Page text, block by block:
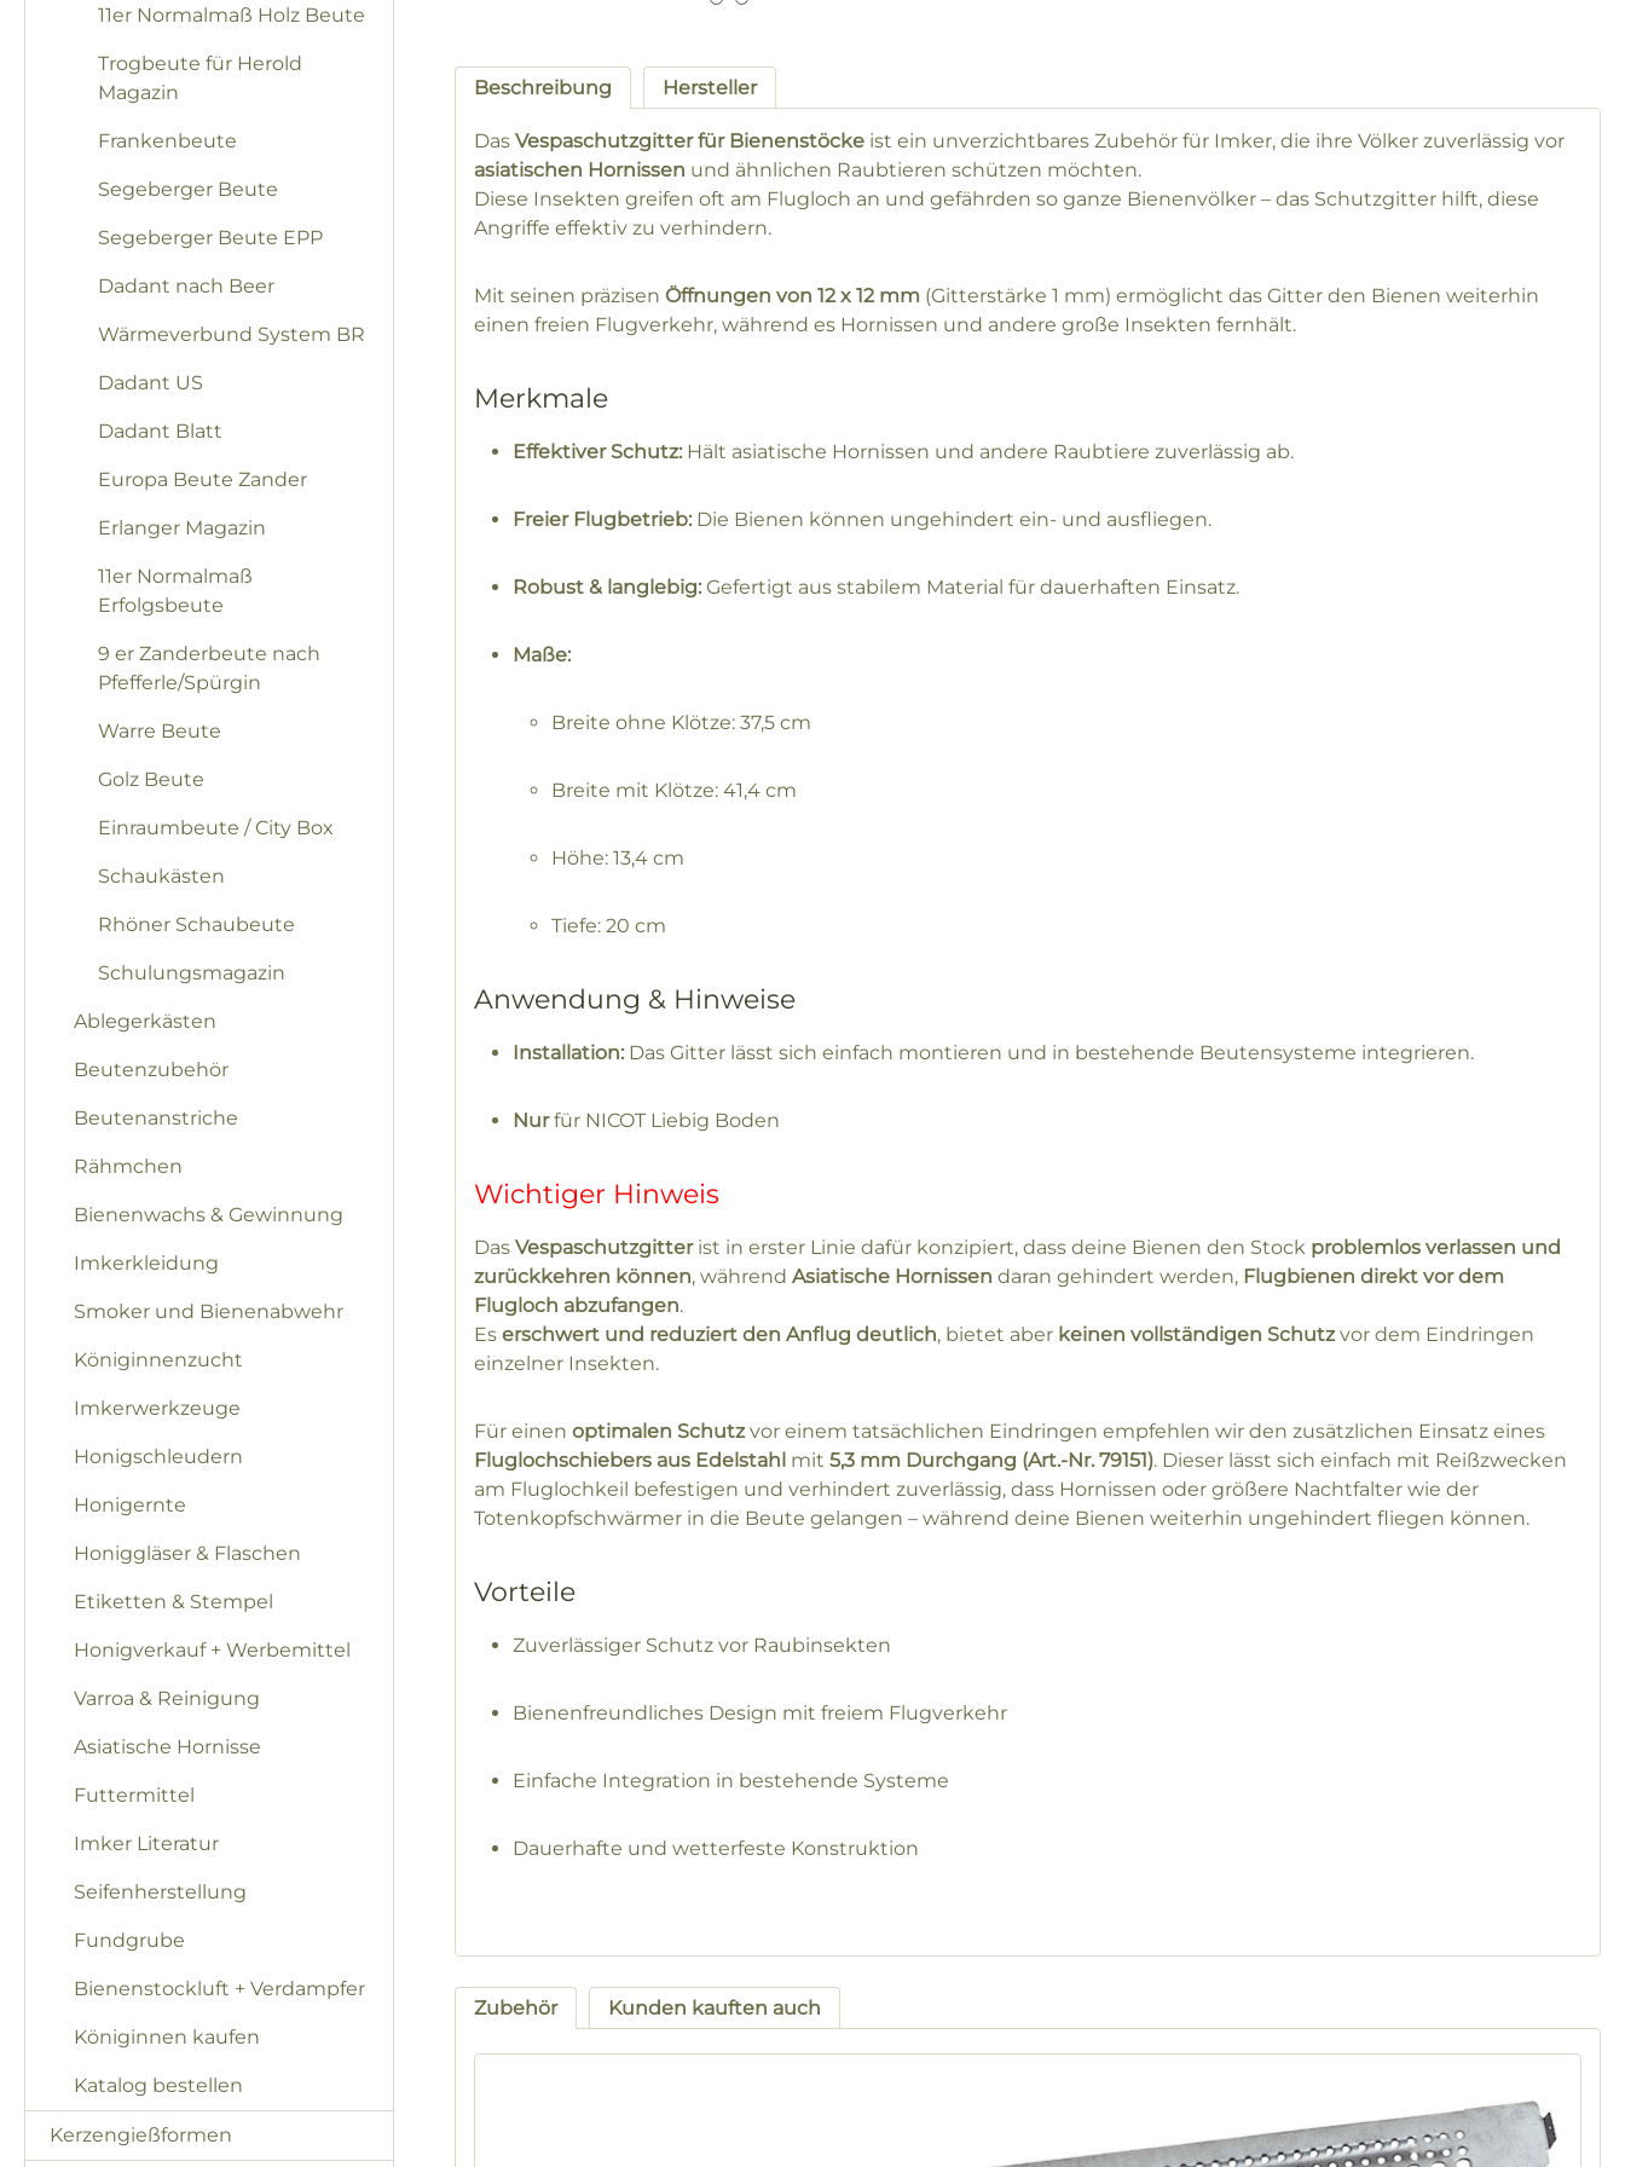
11er Normalmaß Holz Beute
Trogbeute für Herold
Magazin
Frankenbeute
Segeberger Beute
Segeberger Beute EPP
Dadant nach Beer
Wärmeverbund System BR
Dadant US
Dadant Blatt
Europa Beute Zander
Erlanger Magazin
11er Normalmaß
Erfolgsbeute
9 er Zanderbeute nach
Pfefferle/Spürgin
Warre Beute
Golz Beute
Einraumbeute / City Box
Schaukästen
Rhöner Schaubeute
Schulungsmagazin
Ablegerkästen
Beutenzubehör
Beutenanstriche
Rähmchen
Bienenwachs & Gewinnung
Imkerkleidung
Smoker und Bienenabwehr
Königinnenzucht
Imkerwerkzeuge
Honigschleudern
Honigernte
Honiggläser & Flaschen
Etiketten & Stempel
Honigverkauf + Werbemittel
Varroa & Reinigung
Asiatische Hornisse
Futtermittel
Imker Literatur
Seifenherstellung
Fundgrube
Bienenstockluft + Verdampfer
Königinnen kaufen
Katalog bestellen
Kerzengießformen
Beschreibung Hersteller
Das Vespaschutzgitter für Bienenstöcke ist ein unverzichtbares Zubehör für Imker, die ihre Völker zuverlässig vor
asiatischen Hornissen und ähnlichen Raubtieren schützen möchten.
Diese Insekten greifen oft am Flugloch an und gefährden so ganze Bienenvölker – das Schutzgitter hilft, diese
Angriffe effektiv zu verhindern.
Mit seinen präzisen Öffnungen von 12 x 12 mm (Gitterstärke 1 mm) ermöglicht das Gitter den Bienen weiterhin
einen freien Flugverkehr, während es Hornissen und andere große Insekten fernhält.
Merkmale
Effektiver Schutz: Hält asiatische Hornissen und andere Raubtiere zuverlässig ab.
Freier Flugbetrieb: Die Bienen können ungehindert ein- und ausfliegen.
Robust & langlebig: Gefertigt aus stabilem Material für dauerhaften Einsatz.
Maße:
Breite ohne Klötze: 37,5 cm
Breite mit Klötze: 41,4 cm
Höhe: 13,4 cm
Tiefe: 20 cm
Anwendung & Hinweise
Installation: Das Gitter lässt sich einfach montieren und in bestehende Beutensysteme integrieren.
Nurfür NICOT Liebig Boden
Wichtiger Hinweis
Das Vespaschutzgitterist in erster Linie dafür konzipiert, dass deine Bienen den Stock problemlos verlassen und
zurückkehren können, während Asiatische Hornissen daran gehindert werden, Flugbienen direkt vor dem
Flugloch abzufangen.
Es erschwert und reduziert den Anflug deutlich, bietet aber keinen vollständigen Schutzvor dem Eindringen
einzelner Insekten.
Für einen optimalen Schutzvor einem tatsächlichen Eindringen empfehlen wir den zusätzlichen Einsatz eines
Fluglochschiebers aus Edelstahl mit 5,3 mm Durchgang (Art.-Nr. 79151). Dieser lässt sich einfach mit Reißzwecken
am Fluglochkeil befestigen und verhindert zuverlässig, dass Hornissen oder größere Nachtfalter wie der
Totenkopfschwärmer in die Beute gelangen – während deine Bienen weiterhin ungehindert fliegen können.
Vorteile
Zuverlässiger Schutz vor Raubinsekten
Bienenfreundliches Design mit freiem Flugverkehr
Einfache Integration in bestehende Systeme
Dauerhafte und wetterfeste Konstruktion
Zubehör Kunden kauften auch
Produktgalerie überspringen